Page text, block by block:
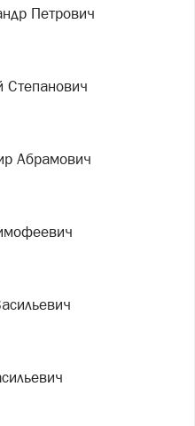
Петрович
Степанович
Абрамович